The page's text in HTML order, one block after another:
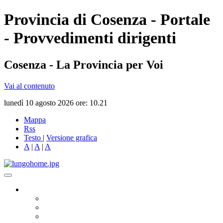
Provincia di Cosenza - Portale
- Provvedimenti dirigenti
Cosenza - La Provincia per Voi
Vai al contenuto
lunedì 10 agosto 2026 ore: 10.21
Mappa
Rss
Testo | Versione grafica
A | A | A